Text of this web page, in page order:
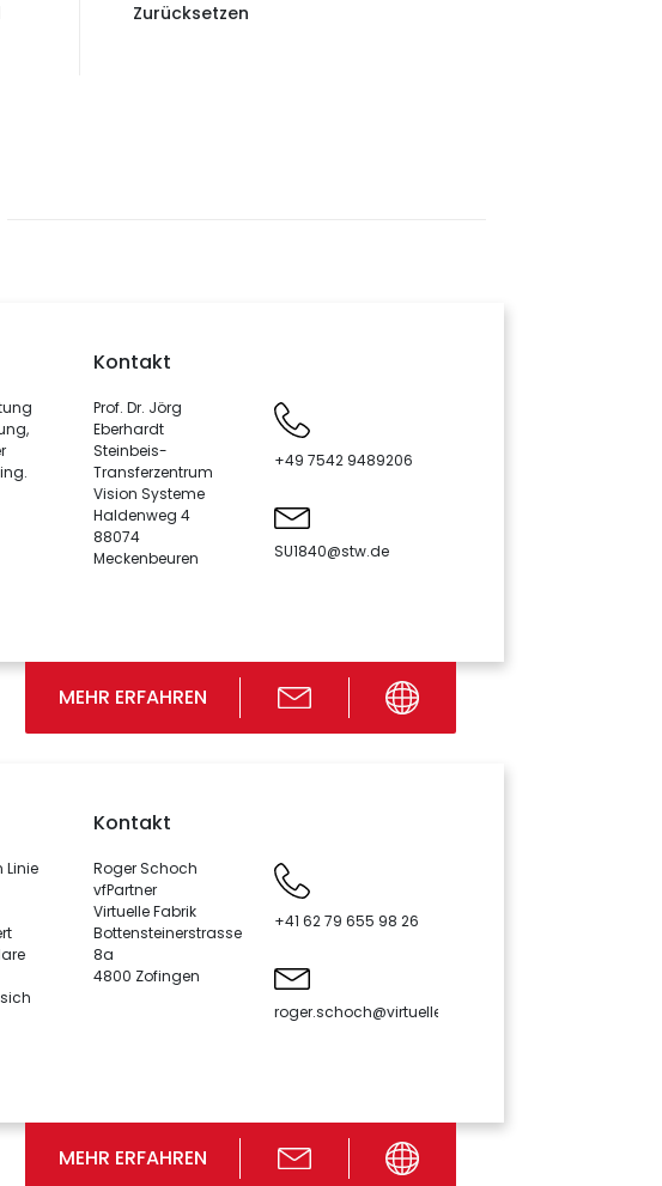
Zurücksetzen
Kontakt
Prof. Dr. Jörg
Eberhardt
Steinbeis-
Transferzentrum
Vision Systeme
Haldenweg 4
88074
Meckenbeuren
+49 7542 9489206
SU1840@stw.de
MEHR ERFAHREN
Linie
Kontakt
Roger Schoch
vfPartner
Virtuelle Fabrik
Bottensteinerstrasse
8a
4800 Zofingen
+41 62 79 655 98 26
roger.schoch@virtuellefabrik.ch
MEHR ERFAHREN